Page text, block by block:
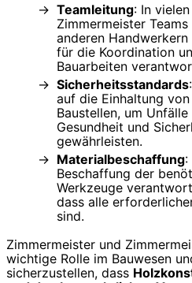
Teamleitung: In
Zimmermeister
anderen
für die Koordination
Bauarbeiten
Sicherheitsstandards
auf die Einhaltung
Baustellen, um
Gesundheit und
gewährleisten.
Materialbeschaffung:
Beschaffung der
Werkzeuge
dass alle
sind.
Zimmermeister und
wichtige Rolle im Bauwesen
sicherzustellen, dass